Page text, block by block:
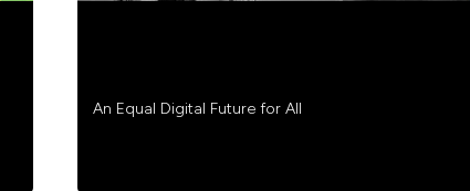
An Equal Digital Future for All